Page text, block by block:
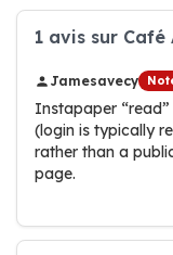
1 avis sur
Jamesavecy
Instapaper
(login is typically
rather than a
page.